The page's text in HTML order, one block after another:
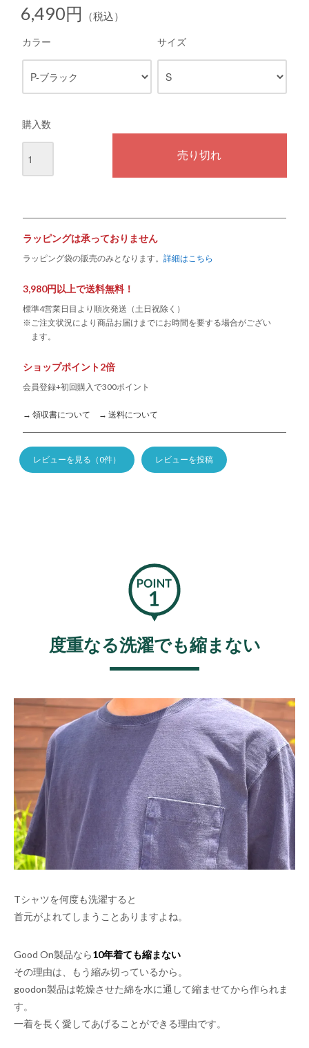
6,490円 （税込）
カラー サイズ
購入数
ラッピングは承っておりません
ラッピング袋の販売のみとなります。詳細はこちら
3,980円以上で送料無料！
標準4営業日目より順次発送（土日祝除く）
※ご注文状況により商品お届けまでにお時間を要する場合がござい
ます。
ショップポイント2倍
会員登録+初回購入で300ポイント
→ 領収書について → 送料について
レビューを見る（0件） レビューを投稿
度重なる洗濯でも縮まない
Tシャツを何度も洗濯すると
首元がよれてしまうことありますよね。
Good On製品なら10年着ても縮まない
その理由は、もう縮み切っているから。
goodon製品は乾燥させた綿を水に通して縮ませてから作られま
す。
一着を長く愛してあげることができる理由です。